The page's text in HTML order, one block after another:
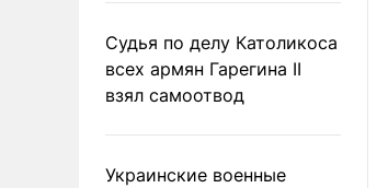
Судья по делу Католикоса
всех армян Гарегина II
взял самоотвод
Украинские военные